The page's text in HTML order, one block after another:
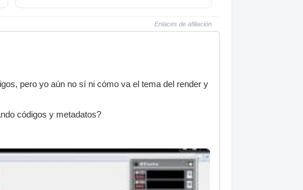
Enlaces de afiliación
pero yo aún no sí ni cómo va el tema del render y
códigos y metadatos?